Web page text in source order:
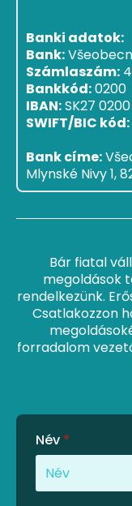
Banki adatok:
Bank:
Számlaszám:
Bankkód:0200
IBAN:SK27
SWIFT/BIC kód:
Bank címe:
Mlynské Nivy 1,
Bár fiatal
megoldások
rendelkezünk.
Csatlakozzon
forradalom
Név *